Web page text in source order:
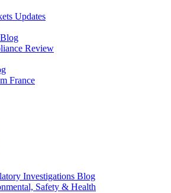
Updates
Review
France
Investigations Blog
Safety & Health